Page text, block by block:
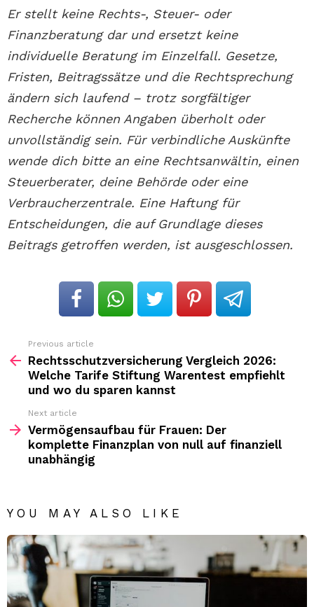
Er stellt keine Rechts-, Steuer- oder
Finanzberatung dar und ersetzt keine
individuelle Beratung im Einzelfall. Gesetze,
Fristen, Beitragssätze und die Rechtsprechung
ändern sich laufend – trotz sorgfältiger
Recherche können Angaben überholt oder
unvollständig sein. Für verbindliche Auskünfte
wende dich bitte an eine Rechtsanwältin, einen
Steuerberater, deine Behörde oder eine
Verbraucherzentrale. Eine Haftung für
Entscheidungen, die auf Grundlage dieses
Beitrags getroffen werden, ist ausgeschlossen.
more
Previous article
Rechtsschutzversicherung Vergleich 2026:
Welche Tarife Stiftung Warentest empfiehlt
und wo du sparen kannst
Next article
Vermögensaufbau für Frauen: Der
komplette Finanzplan von null auf finanziell
unabhängig
YOU MAY ALSO LIKE